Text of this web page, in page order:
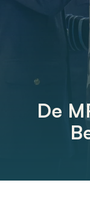
De